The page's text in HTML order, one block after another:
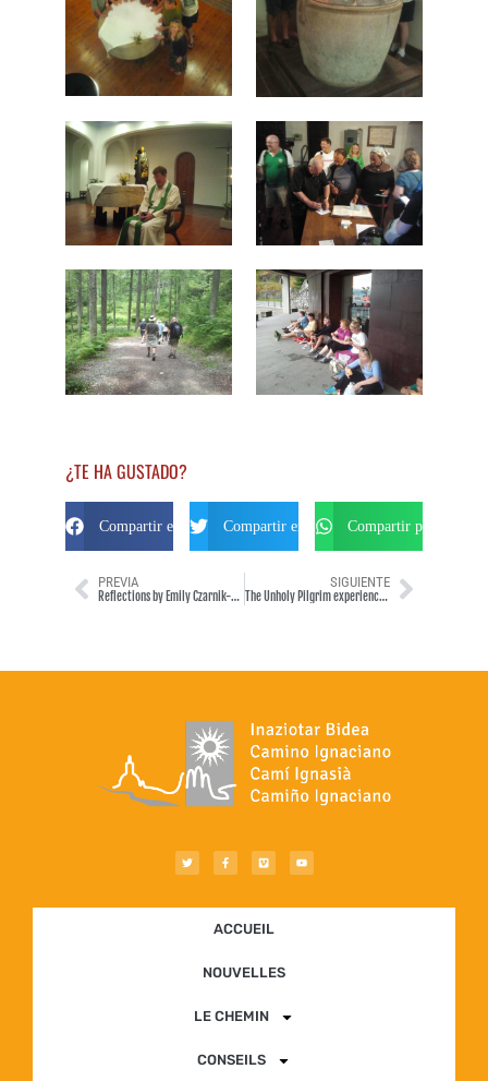
¿TE HA GUSTADO?
Compartir en FacebookCompartir en TwitterCompartir por
PREVIA
Reflections by Emily Czarnik-Neimeyer
SIGUIENTE
The Unholy Pilgrim experience, from Fr. Patrick Mugavin (689 km of Ignatian Way Experience 2013)
ACCUEIL
NOUVELLES
LE CHEMIN
CONSEILS